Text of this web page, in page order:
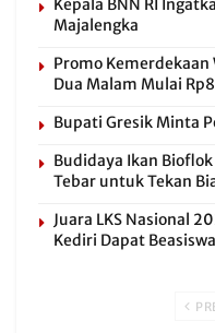
Kepala BNN RI
Majalengka
Promo
Dua Malam Mulai
Bupati Gresik Minta
Budidaya Ikan
Tebar untuk Tekan
Juara LKS Nasional
Kediri Dapat